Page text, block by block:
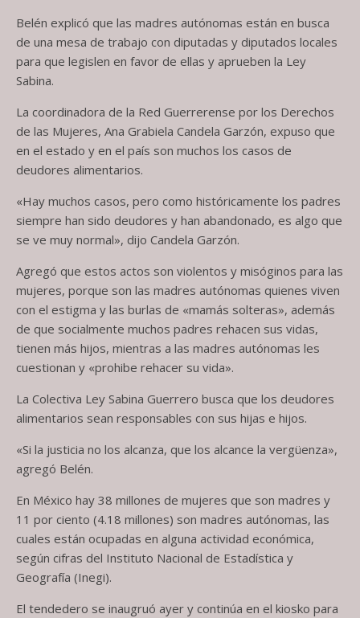
Belén explicó que las madres autónomas están en busca
de una mesa de trabajo con diputadas y diputados locales
para que legislen en favor de ellas y aprueben la Ley
Sabina.
La coordinadora de la Red Guerrerense por los Derechos
de las Mujeres, Ana Grabiela Candela Garzón, expuso que
en el estado y en el país son muchos los casos de
deudores alimentarios.
«Hay muchos casos, pero como históricamente los padres
siempre han sido deudores y han abandonado, es algo que
se ve muy normal», dijo Candela Garzón.
Agregó que estos actos son violentos y misóginos para las
mujeres, porque son las madres autónomas quienes viven
con el estigma y las burlas de «mamás solteras», además
de que socialmente muchos padres rehacen sus vidas,
tienen más hijos, mientras a las madres autónomas les
cuestionan y «prohibe rehacer su vida».
La Colectiva Ley Sabina Guerrero busca que los deudores
alimentarios sean responsables con sus hijas e hijos.
«Si la justicia no los alcanza, que los alcance la vergüenza»,
agregó Belén.
En México hay 38 millones de mujeres que son madres y
11 por ciento (4.18 millones) son madres autónomas, las
cuales están ocupadas en alguna actividad económica,
según cifras del Instituto Nacional de Estadística y
Geografía (Inegi).
El tendedero se inaugruó ayer y continúa en el kiosko para